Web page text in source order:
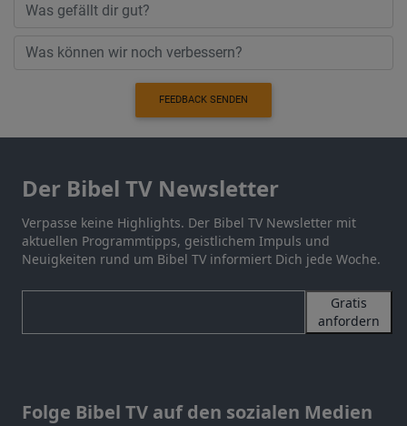
FEEDBACK SENDEN
Der Bibel TV Newsletter
Verpasse keine Highlights. Der Bibel TV Newsletter mit
aktuellen Programmtipps, geistlichem Impuls und
Neuigkeiten rund um Bibel TV informiert Dich jede Woche.
Gratis
anfordern
Folge Bibel TV auf den sozialen Medien